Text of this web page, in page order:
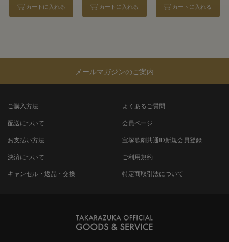
カートに入れる カートに入れる カートに入れる
メールマガジンのご案内
ご購入方法
配送について
お支払い方法
決済について
キャンセル・返品・交換
よくあるご質問
会員ページ
宝塚歌劇共通ID新規会員登録
ご利用規約
特定商取引法について